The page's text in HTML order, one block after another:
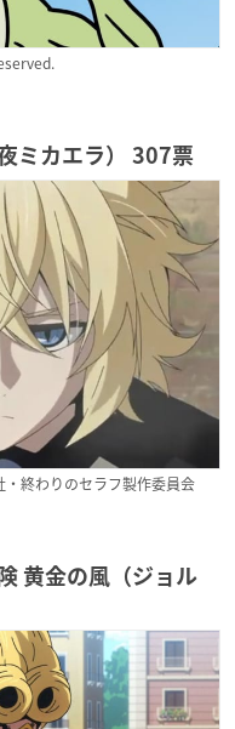
ミカエラ） 307票
終わりのセラフ製作委員会
黄金の風（ジョル